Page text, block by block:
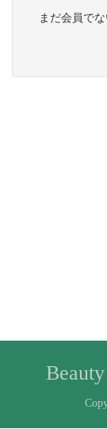
まだ会員で